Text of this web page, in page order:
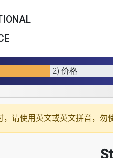
2) 价格
，请使用 英文或英文拼音，勿